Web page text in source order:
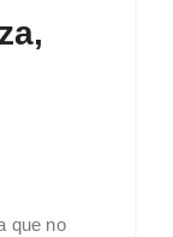
que no